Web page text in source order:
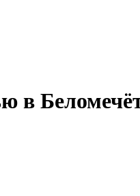
в